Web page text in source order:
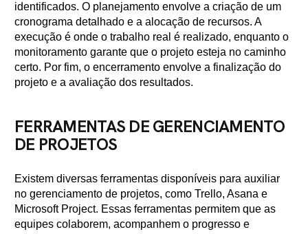
identificados. O planejamento envolve a criação de um
cronograma detalhado e a alocação de recursos. A
execução é onde o trabalho real é realizado, enquanto o
monitoramento garante que o projeto esteja no caminho
certo. Por fim, o encerramento envolve a finalização do
projeto e a avaliação dos resultados.
FERRAMENTAS DE GERENCIAMENTO
DE PROJETOS
Existem diversas ferramentas disponíveis para auxiliar
no gerenciamento de projetos, como Trello, Asana e
Microsoft Project. Essas ferramentas permitem que as
equipes colaborem, acompanhem o progresso e